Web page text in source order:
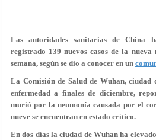
Las autoridades sanitarias de China
registrado 139 nuevos casos de la
semana, según se dio a conocer en un
La Comisión de Salud de Wuhan, ciudad
enfermedad a finales de diciembre,
murió por la neumonía causada por el
nueve se encuentran en estado crítico.
En dos días la ciudad de Wuhan ha